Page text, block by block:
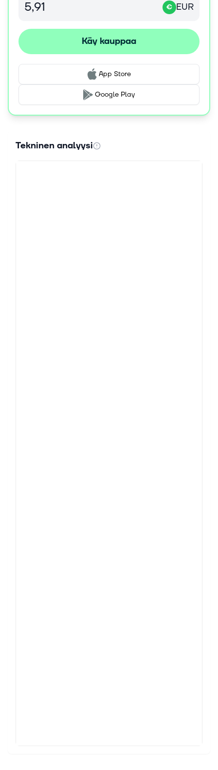
€ EUR
Käy kauppaa
App Store
Google Play
Tekninen analyysi